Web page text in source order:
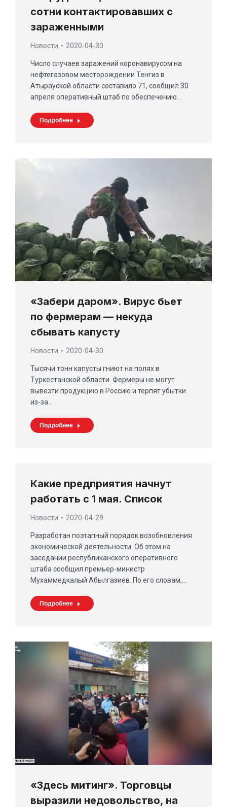
сотни контактировавших с
зараженными
Новости 2020-04-30
Число случаев заражений коронавирусом на
нефтегазовом месторождении Тенгиз в
Атырауской области составило 71, сообщил 30
апреля оперативный штаб по обеспечению…
Подробнее
«Забери даром». Вирус бьет
по фермерам — некуда
сбывать капусту
Новости 2020-04-30
Тысячи тонн капусты гниют на полях в
Туркестанской области. Фермеры не могут
вывезти продукцию в Россию и терпят убытки
из-за…
Подробнее
Какие предприятия начнут
работать с 1 мая. Список
Новости 2020-04-29
Разработан поэтапный порядок возобновления
экономической деятельности. Об этом на
заседании республиканского оперативного
штаба сообщил премьер-министр
Мухаммедкалый Абылгазиев. По его словам,…
Подробнее
«Здесь митинг». Торговцы
выразили недовольство, на